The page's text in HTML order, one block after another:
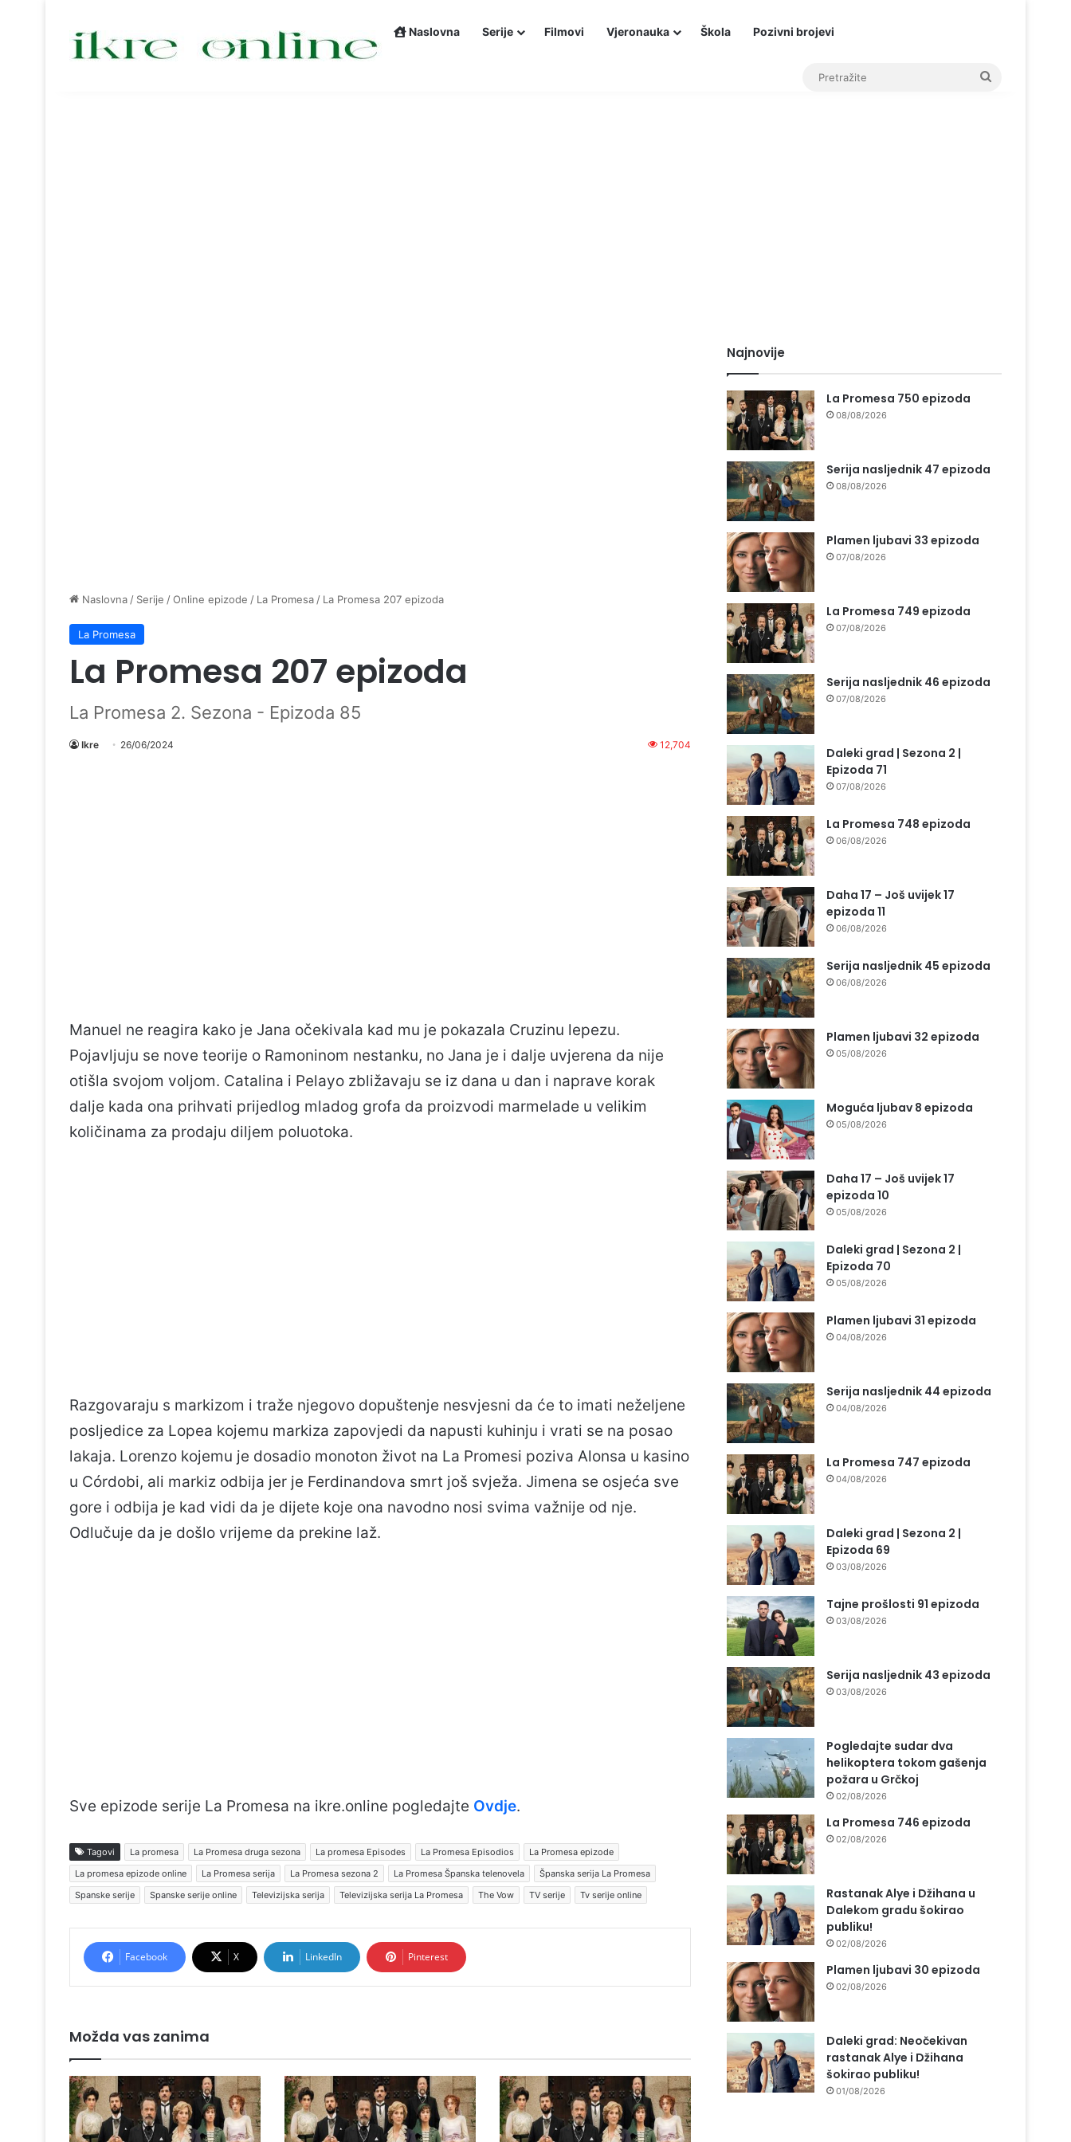
Naslovna Serije Filmovi Vjeronauka Škola Pozivni brojevi
Naslovna / Serije /Online epizode / La Promesa / La Promesa 207 epizoda
La Promesa
La Promesa 207 epizoda
La Promesa 2. Sezona - Epizoda 85
Ikre 26/06/2024 12,704
Manuel ne reagira kako je Jana očekivala kad mu je pokazala Cruzinu lepezu.
Pojavljuju se nove teorije o Ramoninom nestanku, no Jana je i dalje uvjerena da nije
otišla svojom voljom. Catalina i Pelayo zbližavaju se iz dana u dan i naprave korak
dalje kada ona prihvati prijedlog mladog grofa da proizvodi marmelade u velikim
količinama za prodaju diljem poluotoka.
Razgovaraju s markizom i traže njegovo dopuštenje nesvjesni da će to imati neželjene
posljedice za Lopea kojemu markiza zapovjedi da napusti kuhinju i vrati se na posao
lakaja. Lorenzo kojemu je dosadio monoton život na La Promesi poziva Alonsa u kasino
u Córdobi, ali markiz odbija jer je Ferdinandova smrt još svježa. Jimena se osjeća sve
gore i odbija je kad vidi da je dijete koje ona navodno nosi svima važnije od nje.
Odlučuje da je došlo vrijeme da prekine laž.
Sve epizode serije La Promesa na ikre.online pogledajte Ovdje.
Tagovi La promesa La Promesa druga sezona La promesa Episodes La Promesa Episodios
La Promesa epizode
La promesa epizode online
La Promesa serija La Promesa sezona 2 La Promesa Španska telenovela
Španska serija La Promesa
Spanske serije
Spanske serije online Televizijska serija Televizijska serija La Promesa The Vow TV serije Tv serije online
Facebook X LinkedIn Pinterest
Možda vas zanima
Najnovije
La Promesa 750 epizoda
08/08/2026
Serija nasljednik 47 epizoda
08/08/2026
Plamen ljubavi 33 epizoda
07/08/2026
La Promesa 749 epizoda
07/08/2026
Serija nasljednik 46 epizoda
07/08/2026
Daleki grad | Sezona 2 |
Epizoda 71
07/08/2026
La Promesa 748 epizoda
06/08/2026
Daha 17 – Još uvijek 17
epizoda 11
06/08/2026
Serija nasljednik 45 epizoda
06/08/2026
Plamen ljubavi 32 epizoda
05/08/2026
Moguća ljubav 8 epizoda
05/08/2026
Daha 17 – Još uvijek 17
epizoda 10
05/08/2026
Daleki grad | Sezona 2 |
Epizoda 70
05/08/2026
Plamen ljubavi 31 epizoda
04/08/2026
Serija nasljednik 44 epizoda
04/08/2026
La Promesa 747 epizoda
04/08/2026
Daleki grad | Sezona 2 |
Epizoda 69
03/08/2026
Tajne prošlosti 91 epizoda
03/08/2026
Serija nasljednik 43 epizoda
03/08/2026
Pogledajte sudar dva
helikoptera tokom gašenja
požara u Grčkoj
02/08/2026
La Promesa 746 epizoda
02/08/2026
Rastanak Alye i Džihana u
Dalekom gradu šokirao
publiku!
02/08/2026
Plamen ljubavi 30 epizoda
02/08/2026
Daleki grad: Neočekivan
rastanak Alye i Džihana
šokirao publiku!
01/08/2026